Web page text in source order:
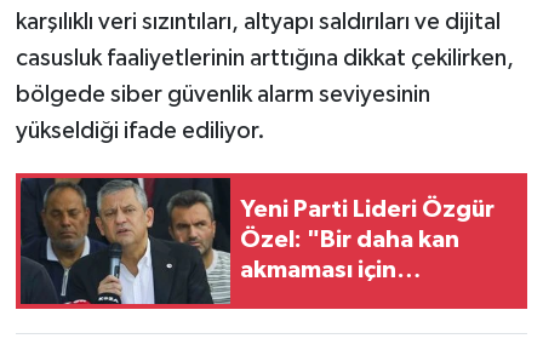
karşılıklı veri sızıntıları, altyapı saldırıları ve dijital
casusluk faaliyetlerinin arttığına dikkat çekilirken,
bölgede siber güvenlik alarm seviyesinin
yükseldiği ifade ediliyor.
Yeni Parti Lideri Özgür
Özel: "Bir daha kan
akmaması için
demokratik zeminde